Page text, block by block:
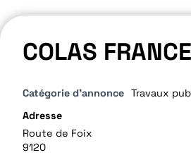
COLAS FRANCE
Catégorie d'annonce Travaux
Adresse
Route de Foix
9120